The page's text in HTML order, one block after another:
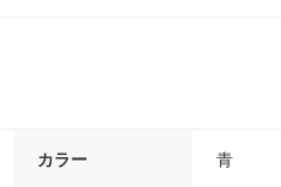
カラー 青